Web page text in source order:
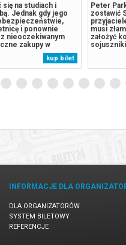
na studiach i
Jednak gdy jego
i ponownie
z nieoczekiwanym
zakupy w
wydarzenia,
zwrot środków
na adres...
kup bilet
Peter
zostawić
musi
założyć
Bilety24.
INFORMACJE DLA
DLA ORGANIZATORÓW
SYSTEM BILETOWY
REFERENCJE